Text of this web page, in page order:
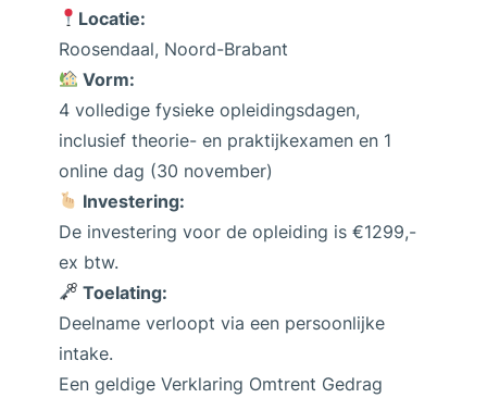
Locatie:
Roosendaal, Noord-Brabant
Vorm:
4 volledige fysieke opleidingsdagen,
inclusief theorie- en praktijkexamen en 1
online dag (30 november)
Investering:
De investering voor de opleiding is €1299,-
ex btw.
Toelating:
Deelname verloopt via een persoonlijke
intake.
Een geldige Verklaring Omtrent Gedrag